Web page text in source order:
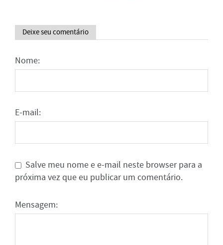
Deixe seu comentário
Nome:
E-mail:
Salve meu nome e e-mail neste browser para a
próxima vez que eu publicar um comentário.
Mensagem: